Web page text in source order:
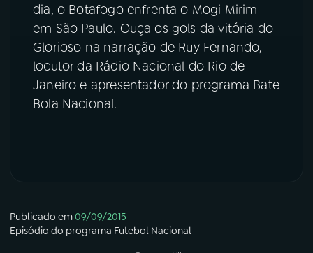
ACOMPANHE A RÁDIO NACIONAL
YouTube Facebook
TikTok
dia, o Botafogo enfrenta o Mogi Mirim
em São Paulo. Ouça os gols da vitória do
Glorioso na narração de Ruy Fernando,
locutor da Rádio Nacional do Rio de
Janeiro e apresentador do programa Bate
Bola Nacional.
Publicado em09/09/2015
Episódio do programa Futebol Nacional